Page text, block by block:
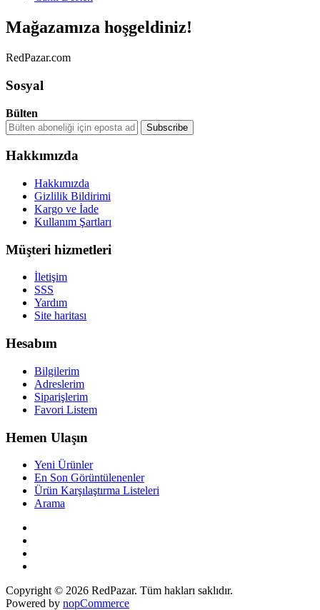
Mağazamıza hoşgeldiniz!
RedPazar.com
Sosyal
Bülten
Hakkımızda
Hakkımızda
Gizlilik Bildirimi
Kargo ve İade
Kullanım Şartları
Müşteri hizmetleri
İletişim
SSS
Yardım
Site haritası
Hesabım
Bilgilerim
Adreslerim
Siparişlerim
Favori Listem
Hemen Ulaşın
Yeni Ürünler
En Son Görüntülenenler
Ürün Karşılaştırma Listeleri
Arama
Copyright © 2026 RedPazar. Tüm hakları saklıdır.
Powered by nopCommerce